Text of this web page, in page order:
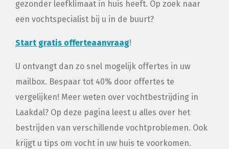
gezonder leefklimaat in huis heeft. Op zoek naar
een vochtspecialist bij u in de buurt?
Start gratis offerteaanvraag!
U ontvangt dan zo snel mogelijk offertes in uw
mailbox. Bespaar tot 40% door offertes te
vergelijken! Meer weten over vochtbestrijding in
Laakdal? Op deze pagina leest u alles over het
bestrijden van verschillende vochtproblemen. Ook
krijgt u tips om vocht in uw huis te voorkomen.